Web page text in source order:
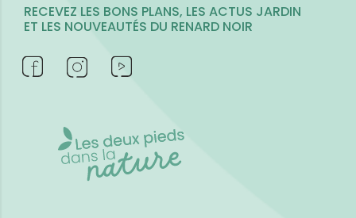
RECEVEZ LES BONS PLANS, LES ACTUS JARDIN
ET LES NOUVEAUTÉS DU RENARD NOIR